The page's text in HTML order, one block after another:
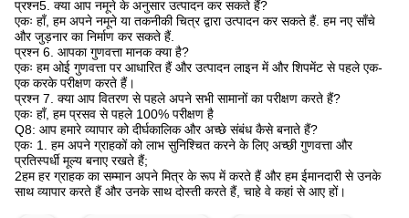
प्रश्न5. क्या आप नमूने के अनुसार उत्पादन कर सकते हैं?
एकः हाँ, हम अपने नमूने या तकनीकी चित्र द्वारा उत्पादन कर सकते हैं. हम नए साँचे
और जुड़नार का निर्माण कर सकते हैं.
प्रश्न 6. आपका गुणवत्ता मानक क्या है?
एकः हम ओई गुणवत्ता पर आधारित हैं और उत्पादन लाइन में और शिपमेंट से पहले एक-
एक करके परीक्षण करते हैं।
प्रश्न 7. क्या आप वितरण से पहले अपने सभी सामानों का परीक्षण करते हैं?
एकः हाँ, हम प्रसव से पहले 100% परीक्षण है
Q8: आप हमारे व्यापार को दीर्घकालिक और अच्छे संबंध कैसे बनाते हैं?
एकः 1. हम अपने ग्राहकों को लाभ सुनिश्चित करने के लिए अच्छी गुणवत्ता और
प्रतिस्पर्धी मूल्य बनाए रखते हैं;
2हम हर ग्राहक का सम्मान अपने मित्र के रूप में करते हैं और हम ईमानदारी से उनके
साथ व्यापार करते हैं और उनके साथ दोस्ती करते हैं, चाहे वे कहां से आए हों।